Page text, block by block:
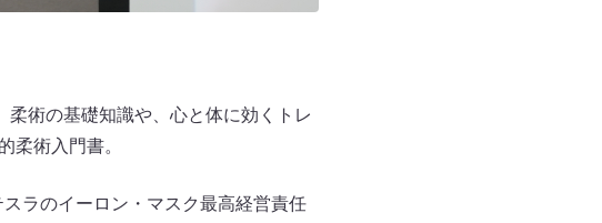
術の基礎知識や、心と体に効くトレ
柔術入門書。
ラのイーロン・マスク最高経営責任